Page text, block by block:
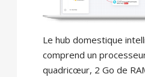
Le hub domestique
comprend un
quadricœur, 2 Go de